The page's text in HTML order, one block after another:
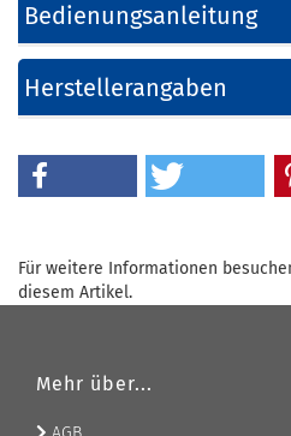
Bedienungsanleitung
Herstellerangaben
Für weitere Informationen
diesem Artikel.
Mehr über...